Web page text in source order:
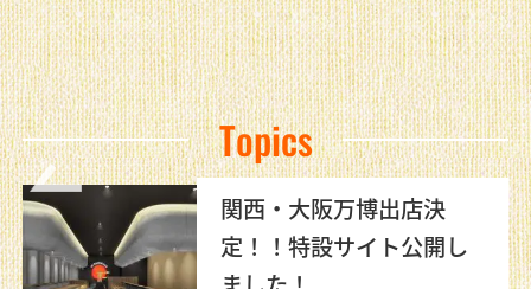
Topics
ケンミン冷凍ビーフン自動
販売機